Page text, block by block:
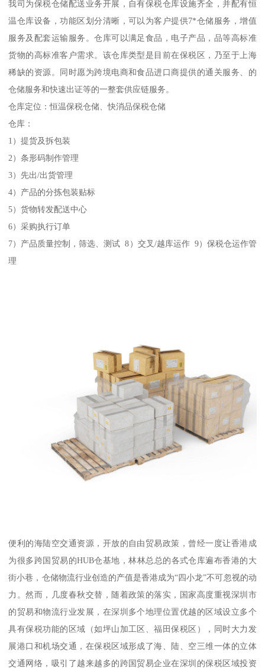
我司为保税仓储配送业务开展，自有保税仓库设施齐全，并配有恒
温仓库设备，功能区划分清晰，可以为客户提供7*仓储服务，增值
服务及配套运输服务。仓库可以满足食品，电子产品，品等高标准
货物的高标准客户需求。该仓库类型是目前在保税区，乃至于上海
稀缺的资源。同时愿为跨境电商和食品进口商提供的通关服务、的
仓储服务和快速出证等的一整套供应链服务。
仓库定位：恒温保税仓储、快消品保税仓储
仓库：
1）提货及拆包装
2）条形码制作管理
3）先出/出货管理
4）产品的分拣包装贴标
5）货物转发配送中心
6）采购执行订单
7）产品质量控制，筛选、测试 8）交叉/越库运作 9）保税仓运作管
理
便利的海陆空交通资源，开放的自由贸易政策，曾经一度让香港成
为很多跨国贸易的HUB仓基地，林林总总的各式仓库遍布香港的大
街小巷，仓储物流行业创造的产值是香港成为“四小龙”不可忽视的动
力。然而，几度春秋交替，随着政策的落实，国家高度重视深圳市
的贸易和物流行业发展，在深圳多个地理位置优越的区域设立多个
具有保税功能的区域（如坪山加工区、福田保税区），同时大力发
展港口和机场交通，在保税区域形成了海、陆、空三维一体的立体
交通网络，吸引了越来越多的跨国贸易企业在深圳的保税区域投资